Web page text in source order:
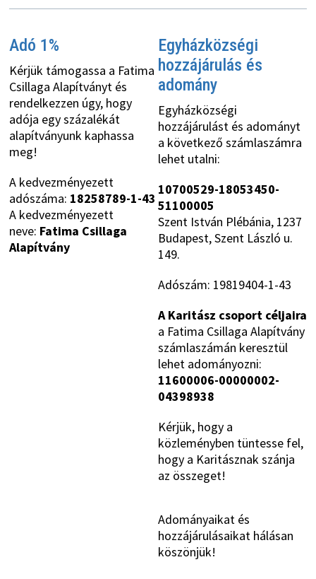
Adó 1%
Kérjük támogassa a Fatima
Csillaga Alapítványt és
rendelkezzen úgy, hogy
adója egy százalékát
alapítványunk kaphassa
meg!
A kedvezményezett
adószáma: 18258789-1-43
A kedvezményezett
neve: Fatima Csillaga
Alapítvány
Egyházközségi
hozzájárulás és
adomány
Egyházközségi
hozzájárulást és adományt
a következő számlaszámra
lehet utalni:
10700529-18053450-
51100005
Szent István Plébánia, 1237
Budapest, Szent László u.
149.
Adószám: 19819404-1-43
A Karitász csoport céljaira
a Fatima Csillaga Alapítvány
számlaszámán keresztül
lehet adományozni:
11600006-00000002-
04398938
Kérjük, hogy a
közleményben tüntesse fel,
hogy a Karitásznak szánja
az összeget!
Adományaikat és
hozzájárulásaikat hálásan
köszönjük!